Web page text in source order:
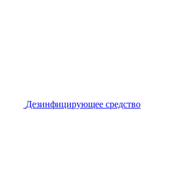
Дезинфицирующее средство